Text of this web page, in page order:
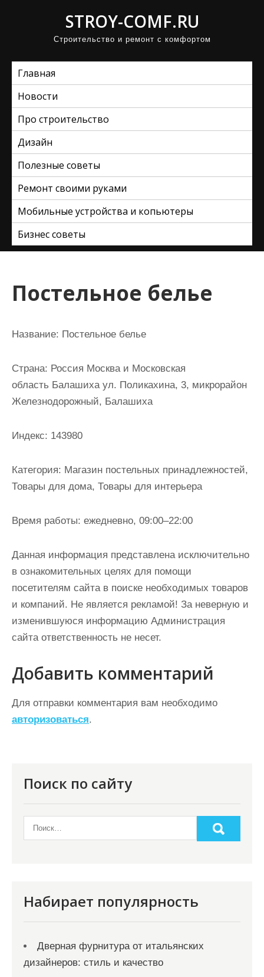
STROY-COMF.RU
Строительство и ремонт с комфортом
Главная
Новости
Про строительство
Дизайн
Полезные советы
Ремонт своими руками
Мобильные устройства и копьютеры
Бизнес советы
Постельное белье
Название: Постельное белье
Страна: Россия Москва и Московская
область Балашиха ул. Поликахина, 3, микрорайон
Железнодорожный, Балашиха
Индекс: 143980
Категория: Магазин постельных принадлежностей,
Товары для дома, Товары для интерьера
Время работы: ежедневно, 09:00–22:00
Данная информация представлена исключительно
в ознакомительных целях для помощи
посетителям сайта в поиске необходимых товаров
и компаний. Не является рекламой! За неверную и
изменившуюся информацию Администрация
сайта ответственность не несет.
Добавить комментарий
Для отправки комментария вам необходимо
авторизоваться.
Поиск по сайту
Набирает популярность
Дверная фурнитура от итальянских
дизайнеров: стиль и качество